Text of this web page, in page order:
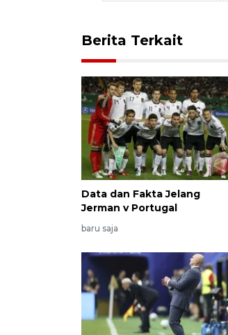
Berita Terkait
Data dan Fakta Jelang
Jerman v Portugal
baru saja